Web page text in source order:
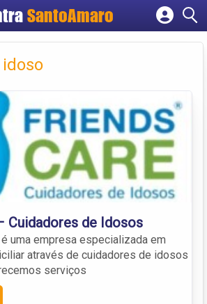
SantoAmaro
Cadastrar empresa
Criar conta
Cuidadores de Idosos
é uma empresa especializada em
através de cuidadores de idosos
serviços